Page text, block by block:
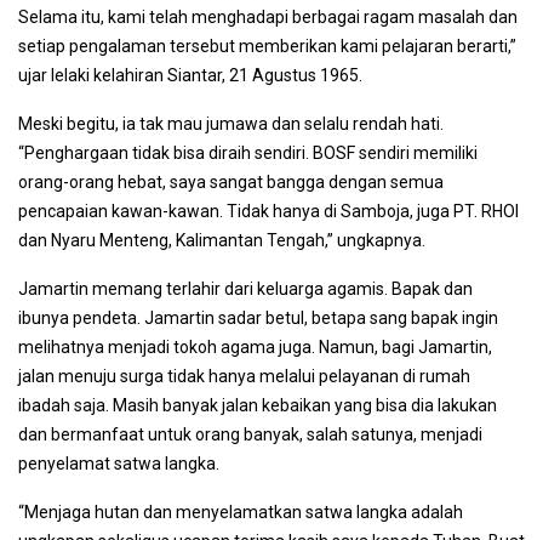
Selama itu, kami telah menghadapi berbagai ragam masalah dan
setiap pengalaman tersebut memberikan kami pelajaran berarti,”
ujar lelaki kelahiran Siantar, 21 Agustus 1965.
Meski begitu, ia tak mau jumawa dan selalu rendah hati.
“Penghargaan tidak bisa diraih sendiri. BOSF sendiri memiliki
orang-orang hebat, saya sangat bangga dengan semua
pencapaian kawan-kawan. Tidak hanya di Samboja, juga PT. RHOI
dan Nyaru Menteng, Kalimantan Tengah,” ungkapnya.
Jamartin memang terlahir dari keluarga agamis. Bapak dan
ibunya pendeta. Jamartin sadar betul, betapa sang bapak ingin
melihatnya menjadi tokoh agama juga. Namun, bagi Jamartin,
jalan menuju surga tidak hanya melalui pelayanan di rumah
ibadah saja. Masih banyak jalan kebaikan yang bisa dia lakukan
dan bermanfaat untuk orang banyak, salah satunya, menjadi
penyelamat satwa langka.
“Menjaga hutan dan menyelamatkan satwa langka adalah